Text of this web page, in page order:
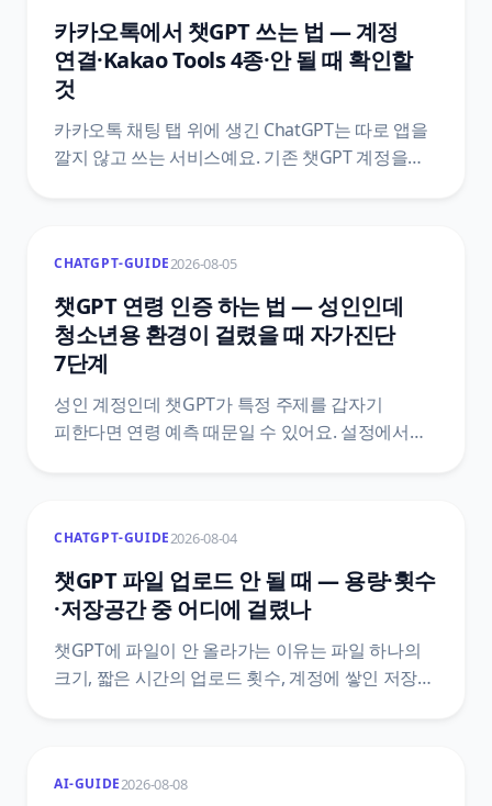
카카오톡에서 챗GPT 쓰는 법 — 계정
연결·Kakao Tools 4종·안 될 때 확인할
것
카카오톡 채팅 탭 위에 생긴 ChatGPT는 따로 앱을
깔지 않고 쓰는 서비스예요. 기존 챗GPT 계정을
고객센터와 오픈AI 공식 문서 기준으로
정리했어요.
CHATGPT-GUIDE2026-08-05
챗GPT 연령 인증 하는 법 — 성인인데
청소년용 환경이 걸렸을 때 자가진단
7단계
성인 계정인데 챗GPT가 특정 주제를 갑자기
피한다면 연령 예측 때문일 수 있어요. 설정에서
정리했어요.
CHATGPT-GUIDE2026-08-04
챗GPT 파일 업로드 안 될 때 — 용량·횟수
·저장공간 중 어디에 걸렸나
챗GPT에 파일이 안 올라가는 이유는 파일 하나의
크기, 짧은 시간의 업로드 횟수, 계정에 쌓인 저장
정리했어요.
AI-GUIDE2026-08-08